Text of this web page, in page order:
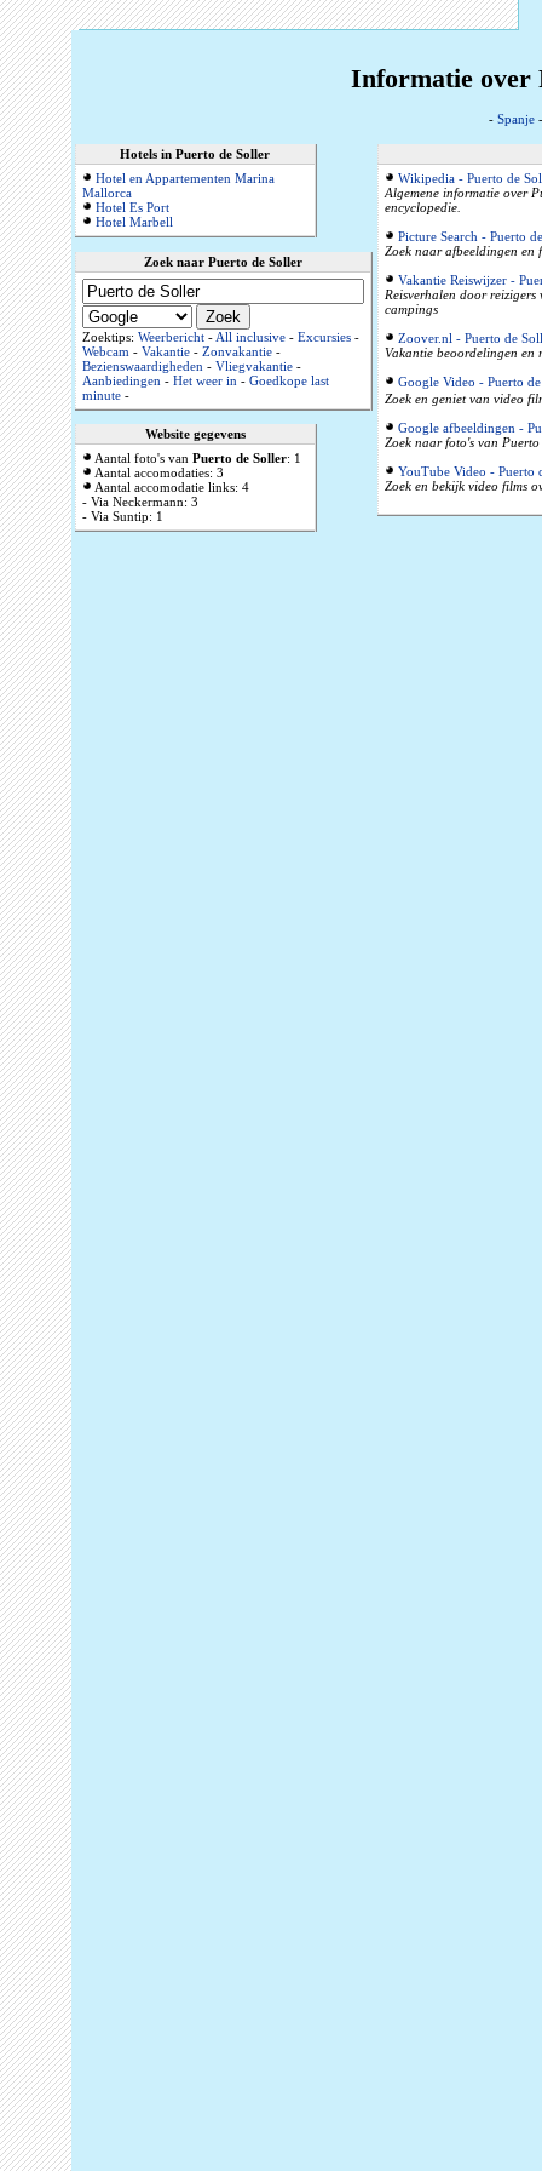
Informatie over
- Spanje
Hotels in Puerto de Soller
Hotel en Appartementen Marina
Mallorca
Hotel Es Port
Hotel Marbell
Zoek naar Puerto de Soller
Zoektips: Weerbericht-All inclusive- Excursies-
Webcam- Vakantie- Zonvakantie-
Bezienswaardigheden- Vliegvakantie-
Aanbiedingen- Het weer in- Goedkope last
minute-
Website gegevens
Aantal foto's van Puerto de Soller: 1
Aantal accomodaties: 3
Aantal accomodatie links: 4
- Via Neckermann: 3
- Via Suntip: 1
Wikipedia - Puerto de
Algemene informatie over
encyclopedie.
Picture Search - Puerto
Zoek naar afbeeldingen en
Vakantie Reiswijzer -
Reisverhalen door reizigers
campings
Zoover.nl - Puerto de
Vakantie beoordelingen en
Google Video - Puerto
Zoek en geniet van video
Google afbeeldingen -
Zoek naar foto's van
YouTube Video - Puerto
Zoek en bekijk video films